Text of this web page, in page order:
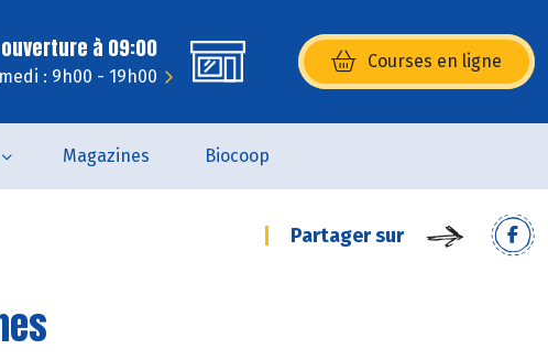
à 09:00
: 9h00 - 19h00
Courses en ligne
(s’ouvre dans une nouvelle
Magazines Biocoop
Partager sur